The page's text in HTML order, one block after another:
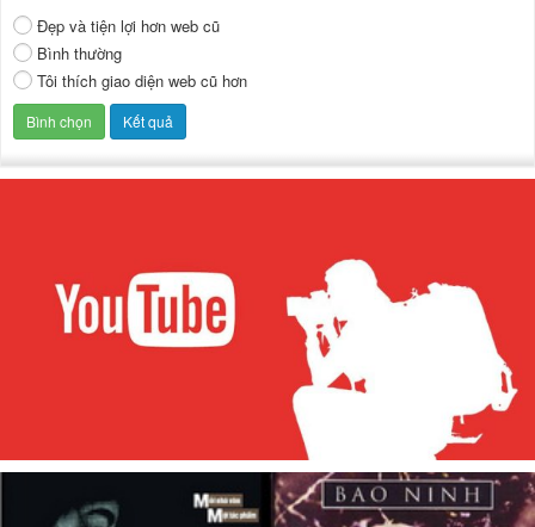
Đẹp và tiện lợi hơn web cũ
Bình thường
Tôi thích giao diện web cũ hơn